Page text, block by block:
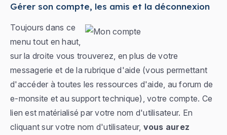
Gérer son compte, les amis et la déconnexion
Toujours dans ce
menu tout en haut,
sur la droite vous trouverez, en plus de votre
messagerie et de la rubrique d'aide (vous permettant
d'accéder à toutes les ressources d'aide, au forum de
e-monsite et au support technique), votre compte. Ce
lien est matérialisé par votre nom d'utilisateur. En
cliquant sur votre nom d'utilisateur, vous aurez